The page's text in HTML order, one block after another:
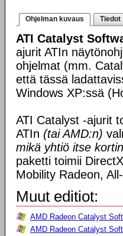
Ohjelman kuvaus Tiedot
ATI Catalyst
ajurit ATIn
ohjelmat (mm.
että tässä
Windows XP:ssä
ATI Catalyst -ajurit
ATIn (tai AMD:n)
mikä yhtiö itse
paketti toimii
Mobility Radeon,
Muut editiot:
AMD Radeon Catalyst
AMD Radeon Catalyst